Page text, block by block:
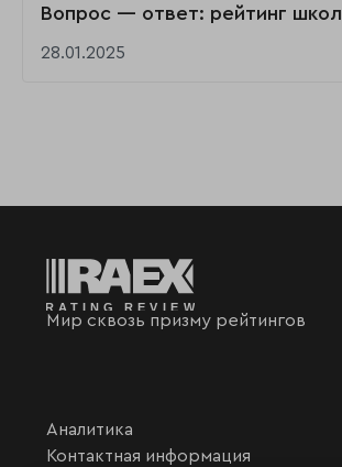
Вопрос — ответ: рейтинг школ
28.01.2025
Мир сквозь призму рейтингов
Аналитика
Контактная информация